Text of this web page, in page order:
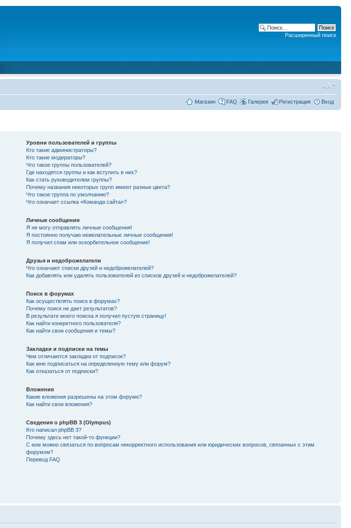
Расширенный поиск
Магазин FAQ Галерея Регистрация Вход
Уровни пользователей и группы
Кто такие администраторы?
Кто такие модераторы?
Что такое группы пользователей?
Где находятся группы и как вступить в них?
Как стать руководителем группы?
Почему названия некоторых групп имеют разные цвета?
Что такое группа по умолчанию?
Что означает ссылка «Команда сайта»?
Личные сообщения
Я не могу отправлять личные сообщения!
Я постоянно получаю нежелательные личные сообщения!
Я получил спам или оскорбительное сообщение!
Друзья и недоброжелатели
Что означают списки друзей и недоброжелателей?
Как добавлять или удалять пользователей из списков друзей и недоброжелателей?
Поиск в форумах
Как осуществлять поиск в форумах?
Почему поиск не дает результатов?
В результате моего поиска я получил пустую страницу!
Как найти конкретного пользователя?
Как найти свои сообщения и темы?
Закладки и подписки на темы
Чем отличаются закладки от подписок?
Как мне подписаться на определенную тему или форум?
Как отказаться от подписки?
Вложения
Какие вложения разрешены на этом форуме?
Как найти свои вложения?
Сведения о phpBB 3 (Olympus)
Кто написал phpBB 3?
Почему здесь нет такой-то функции?
С кем можно связаться по вопросам некорректного использования или юридических вопросов, связанных с этим
форумом?
Перевод FAQ